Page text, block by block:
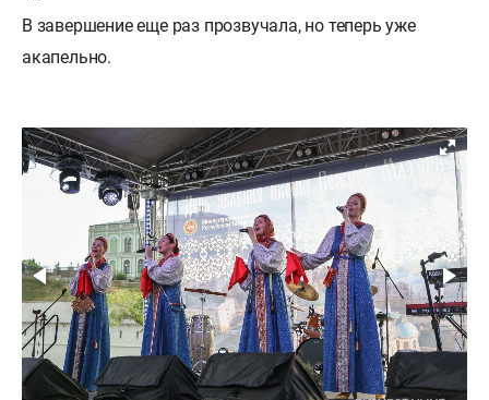
В завершение еще раз прозвучала, но теперь уже
акапельно.